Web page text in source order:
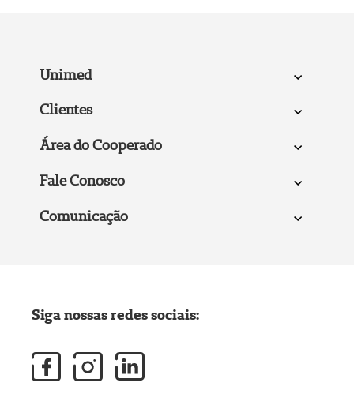
Unimed
Clientes
Área do Cooperado
Fale Conosco
Comunicação
Siga nossas redes sociais: